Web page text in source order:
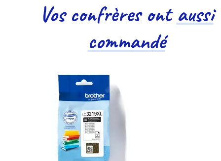
Vos confrères ont aussi
commandé